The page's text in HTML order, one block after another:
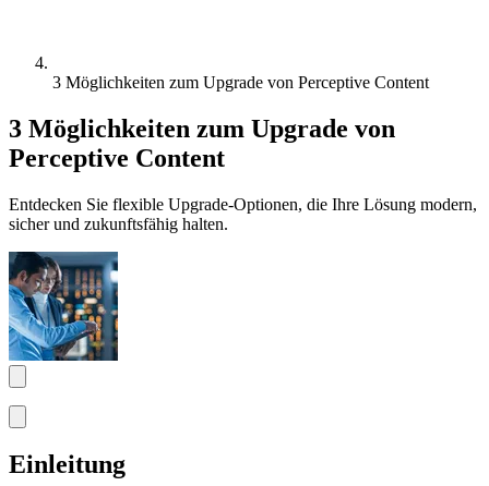
3 Möglichkeiten zum Upgrade von Perceptive Content
3 Möglichkeiten zum Upgrade von
Perceptive Content
Entdecken Sie flexible Upgrade-Optionen, die Ihre Lösung modern,
sicher und zukunftsfähig halten.
Einleitung